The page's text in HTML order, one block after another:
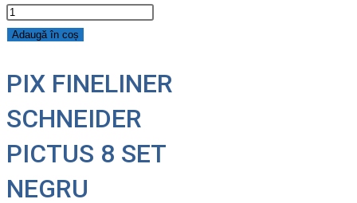
Adaugă în coș
PIX FINELINER
SCHNEIDER
PICTUS 8 SET
NEGRU